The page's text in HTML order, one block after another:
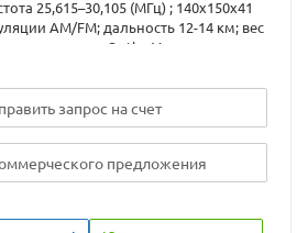
25,615–30,105 (МГц) ; 140х150х41
AM/FM; дальность 12-14 км; вес
рацию Optim-Voyager с
запрос на счет
предложения